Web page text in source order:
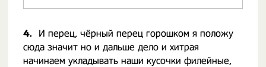
4.
И перец, чёрный перец горошком я положу
сюда значит но и дальше дело и хитрая
начинаем укладывать наши кусочки филейные,